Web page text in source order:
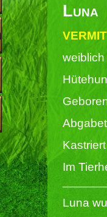
Luna
weiblich
Im
Luna